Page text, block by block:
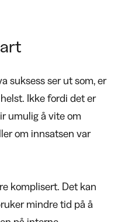
suksess ser ut som, er
Ikke fordi det er
umulig å vite om
om innsatsen var
komplisert. Det kan
mindre tid på å